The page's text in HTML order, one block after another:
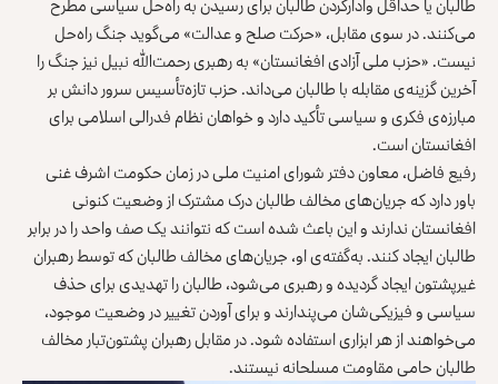
می‌کنند. در سوی مقابل، «حرکت صلح و عدالت» می‌گوید جنگ راه‌حل
نیست. «حزب ملی آزادی افغانستان» به رهبری رحمت‌الله نبیل نیز جنگ را
آخرین گزینه‌ی مقابله با طالبان می‌داند. حزب تازه‌تأسیس سرور دانش بر
مبارزه‌ی فکری و سیاسی تأکید دارد و خواهان نظام فدرالی اسلامی برای
افغانستان است.
رفیع فاضل، معاون دفتر شورای امنیت ملی در زمان حکومت اشرف غنی
باور دارد که جریان‌های مخالف طالبان درک مشترک از وضعیت کنونی
افغانستان ندارند و این باعث شده است که نتوانند یک صف واحد را در برابر
طالبان ایجاد کنند. به‌گفته‌ی او، جریان‌های مخالف طالبان که توسط رهبران
غیرپشتون ایجاد گردیده و رهبری می‌شود، طالبان را تهدیدی برای حذف
سیاسی و فیزیکی‌شان می‌پندارند و برای آوردن تغییر در وضعیت موجود،
می‌خواهند از هر ابزاری استفاده شود. در مقابل رهبران پشتون‌تبار مخالف
طالبان حامی مقاومت مسلحانه نیستند.